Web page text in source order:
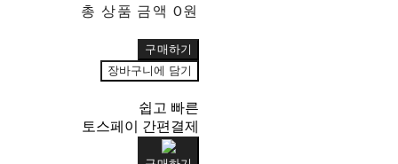
총 상품 금액 0원
구매하기
장바구니에 담기
쉽고 빠른
토스페이 간편결제